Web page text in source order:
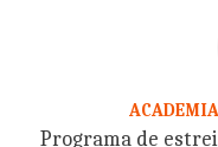
Programa de